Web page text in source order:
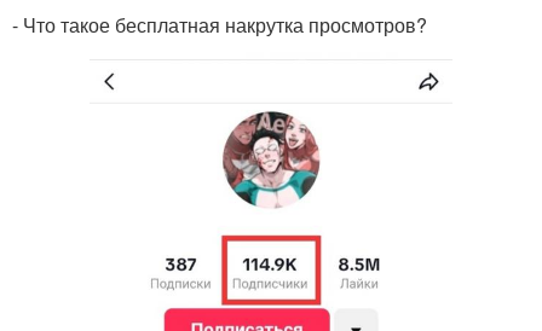
- Что такое бесплатная накрутка просмотров?